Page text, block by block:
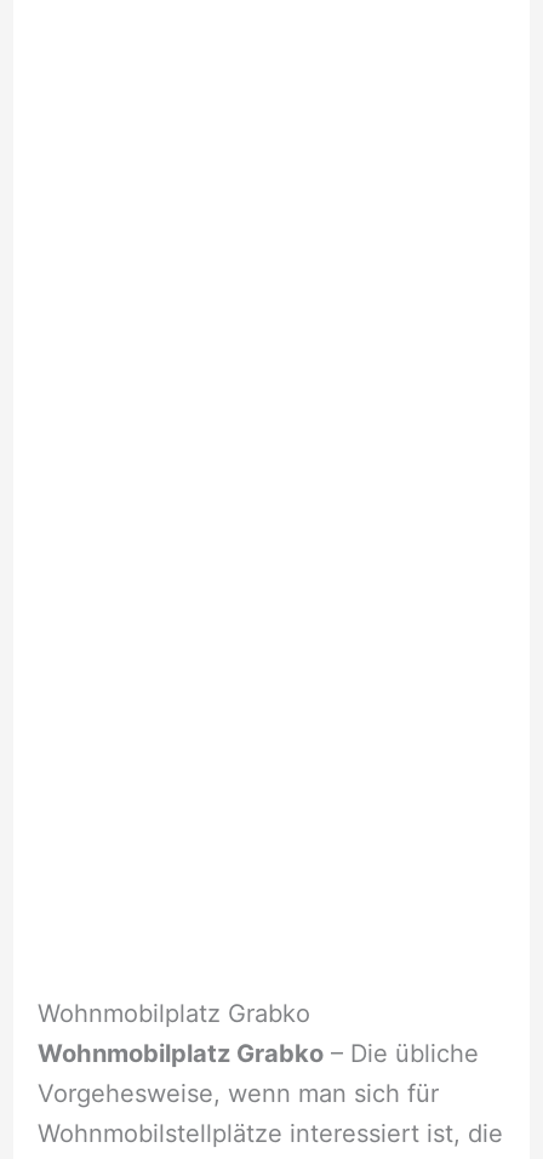
Wohnmobilplatz Grabko
Wohnmobilplatz Grabko– Die übliche
Vorgehesweise, wenn man sich für
Wohnmobilstellplätze interessiert ist, die